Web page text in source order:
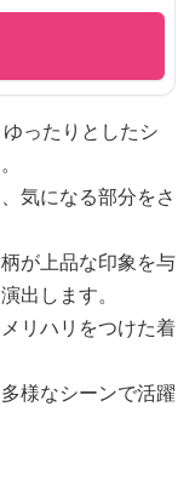
ったりとしたシ
気になる部分をさ
が上品な印象を与
出します。
リハリをつけた着
様なシーンで活躍